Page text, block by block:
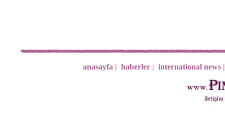
anasayfa | haberler | international news |